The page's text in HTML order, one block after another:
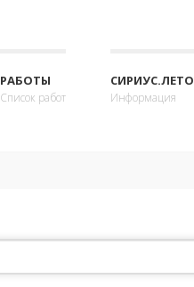
РАБОТЫ
Список работ
СИРИУС.ЛЕТО
Информация